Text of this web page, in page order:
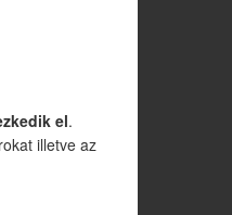
el.
illetve az